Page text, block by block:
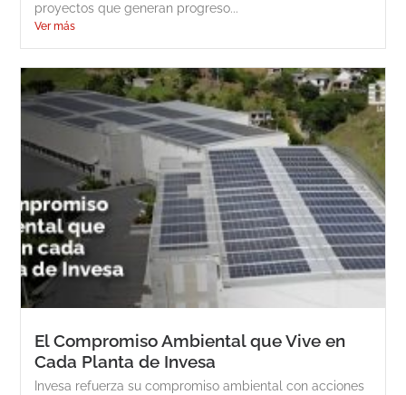
proyectos que generan progreso...
Ver más
El Compromiso Ambiental que Vive en
Cada Planta de Invesa
Invesa refuerza su compromiso ambiental con acciones